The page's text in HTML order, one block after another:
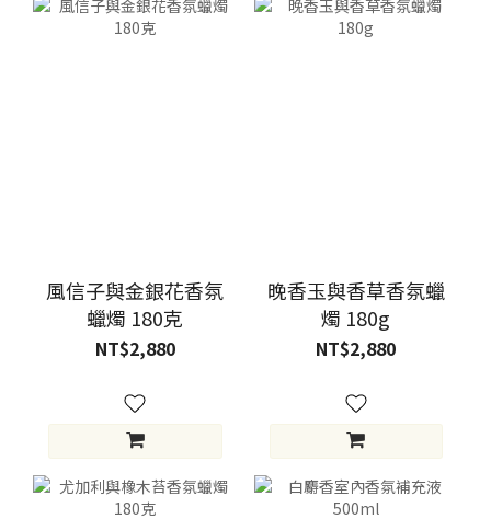
風信子與金銀花香氛
蠟燭 180克
NT$2,880
晚香玉與香草香氛蠟
燭 180g
NT$2,880